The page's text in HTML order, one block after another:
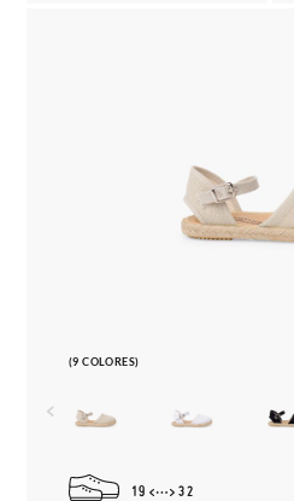
(9 COLORES)
19 32